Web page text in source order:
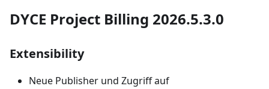
DYCE Project Billing 2026.5.3.0
Extensibility
Neue Publisher und Zugriff auf